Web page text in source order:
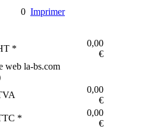
0 Imprimer
*
0,00
€
web la-bs.com
0,00
€
*
0,00
€